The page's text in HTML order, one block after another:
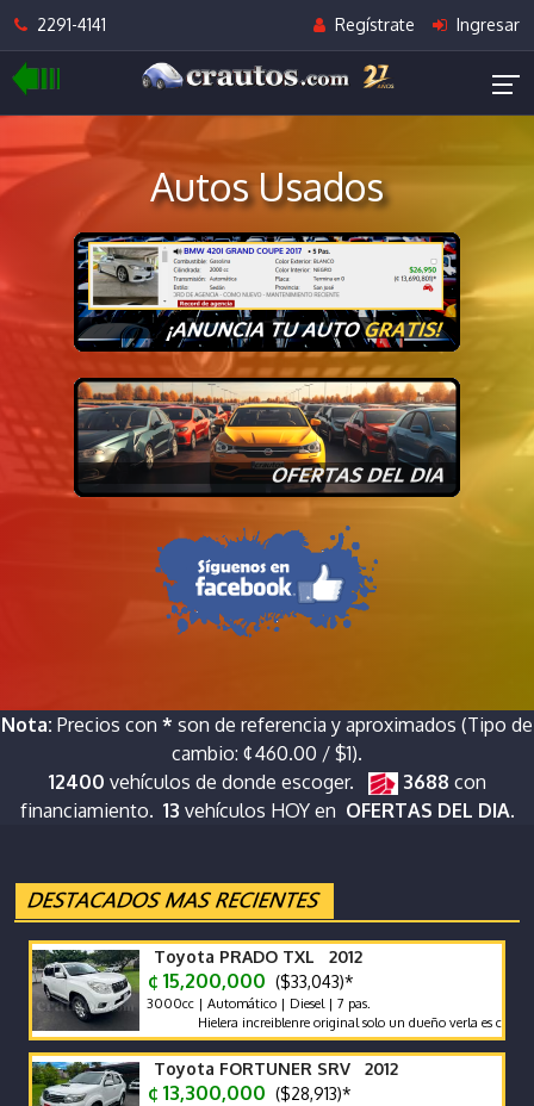
2291-4141 Regístrate Ingresar
Autos Usados
Nota: Precios con * son de referencia y aproximados (Tipo de
cambio: ¢460.00 / $1).
12400 vehículos de donde escoger. 3688 con
financiamiento. 13 vehículos HOY en OFERTAS DEL DIA.
Toyota PRADO TXL 2012
¢ 15,200,000 ($33,043)*
3000cc | Automático | Diesel | 7 pas.
Hielera increiblenre original solo un dueño verla es comprarla
Toyota FORTUNER SRV 2012
¢ 13,300,000 ($28,913)*